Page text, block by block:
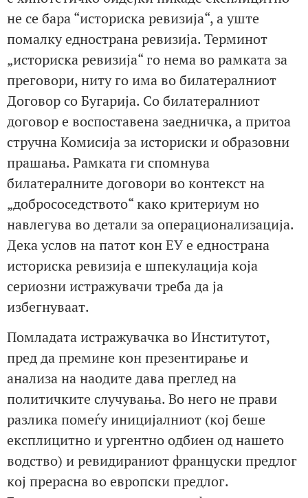
не се бара “историска ревизија“, а уште
помалку еднострана ревизија. Терминот
„историска ревизија“ го нема во рамката за
преговори, ниту го има во билатералниот
Договор со Бугарија. Со билатералниот
договор е воспоставена заедничка, а притоа
стручна Комисија за историски и образовни
прашања. Рамката ги спомнува
билатералните договори во контекст на
„добрососедството“ како критериум но
навлегува во детали за операционализација.
Дека услов на патот кон ЕУ е еднострана
историска ревизија е шпекулација која
сериозни истражувачи треба да ја
избегнуваат.
Помладата истражувачка во Институтот,
пред да премине кон презентирање и
анализа на наодите дава преглед на
политичките случувања. Во него не прави
разлика помеѓу иницијалниот (кој беше
експлицитно и ургентно одбиен од нашето
водство) и ревидираниот француски предлог
кој прерасна во европски предлог.